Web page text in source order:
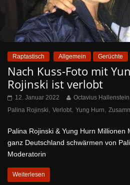
Raptastisch Allgemein Gerüchte
Nach Kuss-Foto mit
Rojinski ist verlobt
12. Januar 2022 Octavius Hallenstein
Palina Rojinski, Verlobt, Yung Hurn,
Palina Rojinski & Yung Hurn Millionen
ganz Deutschland schwärmen von
Moderatorin
Weiterlesen